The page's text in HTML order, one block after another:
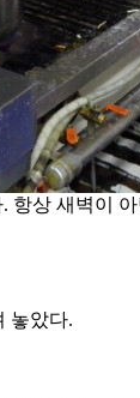
항상 새벽이
놓았다.